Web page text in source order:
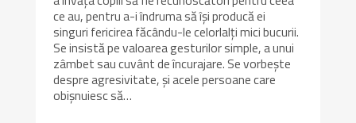
ce au, pentru a-i îndruma să își producă ei
singuri fericirea făcându-le celorlalți mici bucurii.
Se insistă pe valoarea gesturilor simple, a unui
zâmbet sau cuvânt de încurajare. Se vorbește
despre agresivitate, și acele persoane care
obișnuiesc să…